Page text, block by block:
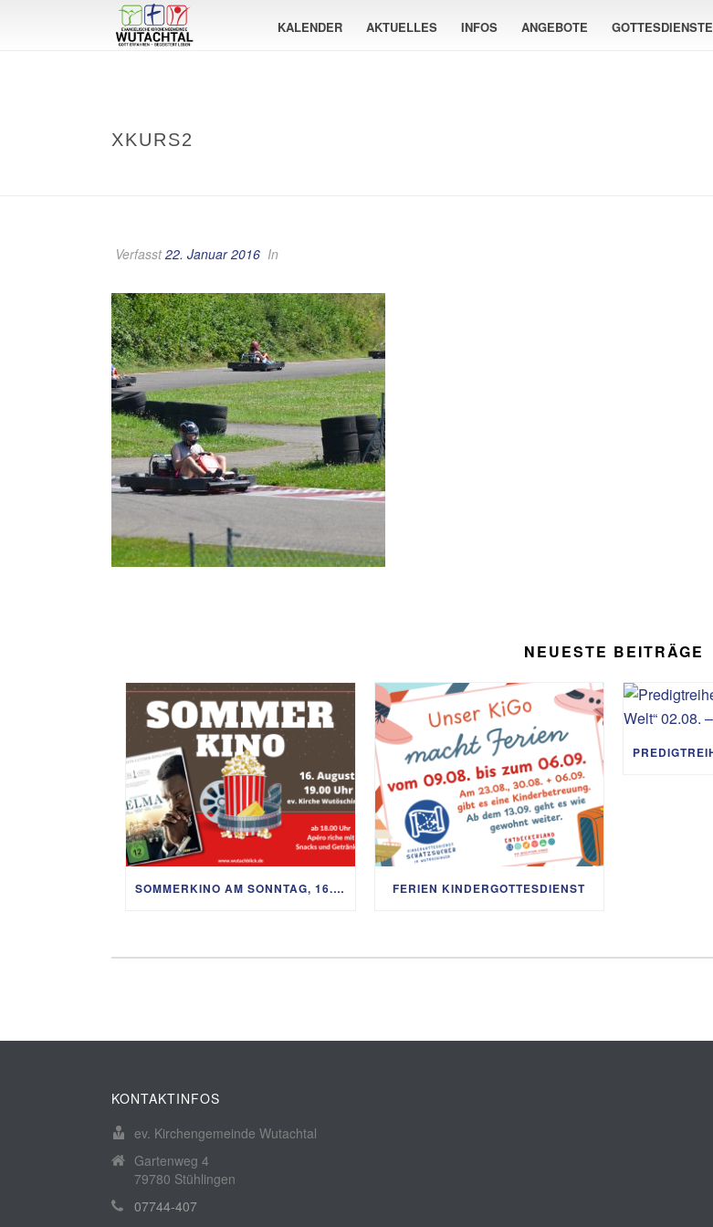
KALENDER AKTUELLES INFOS ANGEBOTE GOTTESDIENSTE
XKURS2
Verfasst22. Januar 2016 In
NEUESTE BEITRÄGE
SOMMERKINO AM SONNTAG, 16. AUGUST FERIEN KINDERGOTTESDIENST
KONTAKTINFOS
ev. Kirchengemeinde Wutachtal
Gartenweg 4
79780 Stühlingen
07744-407